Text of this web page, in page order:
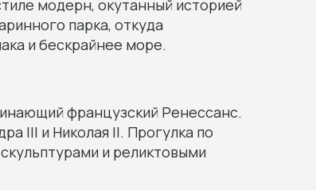
модерн, окутанный историей
парка, откуда
и бескрайнее море.
французский Ренессанс.
III и Николая II. Прогулка по
и реликтовыми